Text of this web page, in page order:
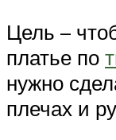
Цель –
платье по
нужно
плечах и